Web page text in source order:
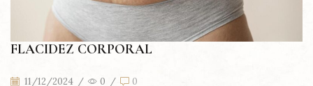
FLACIDEZ CORPORAL
11/12/2024 / 0 / 0